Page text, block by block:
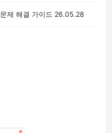
제 해결 가이드 26.05.28